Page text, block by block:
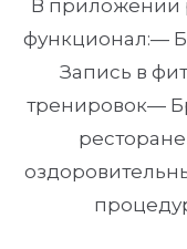
В приложении
функционал:—
Запись в
тренировок—